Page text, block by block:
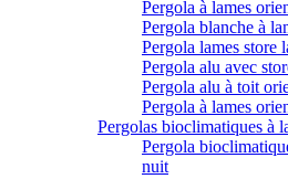
Pergola à lames
Pergola blanche à
Pergola lames store
Pergola alu avec
Pergola alu à toit
Pergola à lames
Pergolas bioclimatiques à
Pergola
nuit